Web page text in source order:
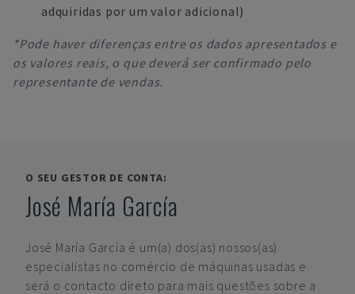
adquiridas por um valor adicional)
*Pode haver diferenças entre os dados apresentados e
os valores reais, o que deverá ser confirmado pelo
representante de vendas.
O SEU GESTOR DE CONTA:
José María García
José María García é um(a) dos(as) nossos(as)
especialistas no comércio de máquinas usadas e
será o contacto direto para mais questões sobre a